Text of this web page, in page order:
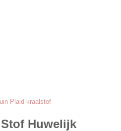
Plaid kraalstof
Huwelijk